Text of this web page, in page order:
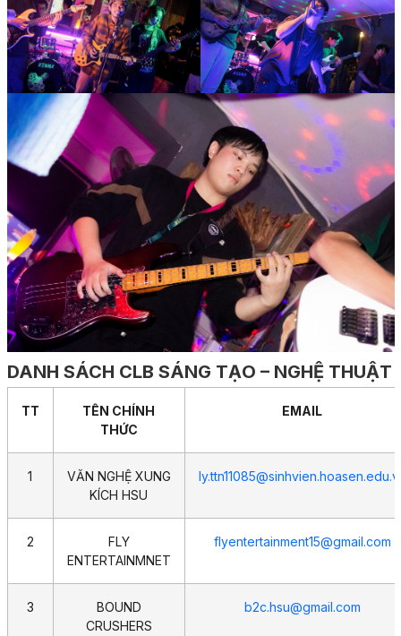
DANH SÁCH CLB SÁNG TẠO – NGHỆ THUẬT
TT
TÊN CHÍNH
THỨC
EMAIL
1
VĂN NGHỆ XUNG
KÍCH HSU
2
FLY
ENTERTAINMNET
flyentertainment15@gmail.com
3
BOUND
CRUSHERS
b2c.hsu@gmail.com